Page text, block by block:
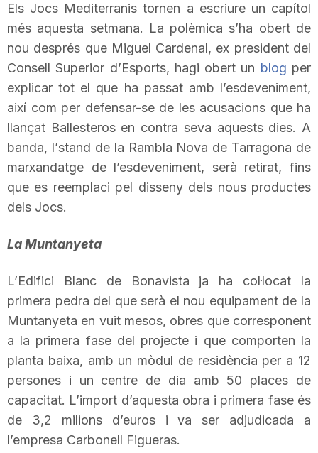
T
r
r
g
o
a
Els Jocs Mediterranis tornen a escriure un capítol
més aquesta setmana. La polèmica s’ha obert de
nou després que Miguel Cardenal, ex presidentdel
Consell Superior d’Esports, hagi obert un blog per
explicar tot el que ha passat amb l’esdeveniment,
així com per defensar-se de les acusacions que ha
llançat Ballesterosen contra seva aquests dies. A
banda, l’stand de la Rambla Nova de Tarragona de
marxandatge de l’esdeveniment, serà retirat, fins
que es reemplaci pel disseny dels nous productes
dels Jocs.
La Muntanyeta
L’Edifici Blanc de Bonavista ja ha col·locat la
primera pedra del que serà el nou equipament de la
Muntanyeta en vuit mesos, obres que corresponent
a la primera fase del projecte i que comporten la
planta baixa, amb un mòdul de residència per a 12
persones i un centre de dia amb 50 places de
capacitat. L’import d’aquesta obra i primera fase és
de 3,2 milions d’euros i va ser adjudicada a
l’empresa Carbonell Figueras.